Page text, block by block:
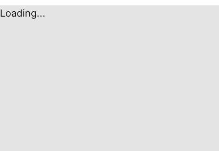
Loading...